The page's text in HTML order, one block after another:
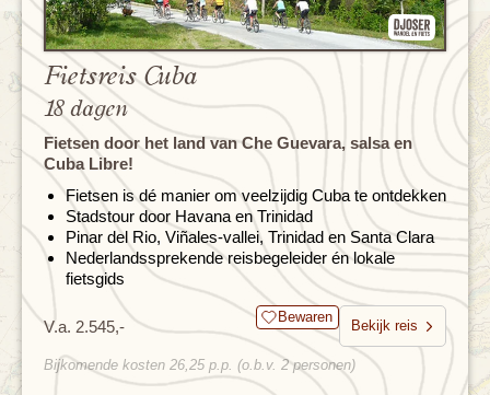
Fietsreis Cuba
18 dagen
Fietsen door het land van Che Guevara, salsa en
Cuba Libre!
Fietsen is dé manier om veelzijdig Cuba te ontdekken
Stadstour door Havana en Trinidad
Pinar del Rio, Viñales-vallei, Trinidad en Santa Clara
Nederlandssprekende reisbegeleider én lokale
fietsgids
V.a. 2.545,- Bewaren
Bekijk reis
Bijkomende kosten 26,25 p.p. (o.b.v. 2 personen)